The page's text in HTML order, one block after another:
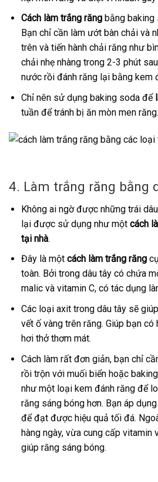
Cách làm trắng răngbằng baking
Bạn chỉ cần làm ướt bàn chải và
trên và tiến hành chải răng như
chải nhẹ nhàng trong 2-3 phút
nước rồi đánh răng lại bằng kem
Chỉ nên sử dụng baking soda để
tuần để tránh bị ăn mòn men răng.
4. Làm trắng răng bằng
Không ai ngờ được những trái
lại được sử dụng như một cách
tại nhà.
Đây là một cách làm trắng răng
toàn. Bởi trong dâu tây có chứa
malic và vitamin C, có tác dụng
Các loại axit trong dâu tây sẽ
vết ố vàng trên răng. Giúp bạn
hơi thở thơm mát.
Cách làm rất đơn giản, bạn chỉ
rồi trộn với muối biển hoặc
như một loại kem đánh răng để
răng sáng bóng hơn. Bạn áp
để đạt được hiệu quả tối đá.
hàng ngày, vừa cung cấp vitamin
giúp răng sáng bóng.